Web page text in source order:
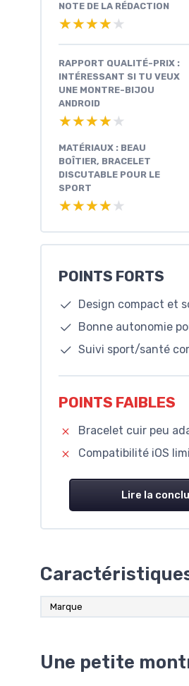
NOTE DE LA RÉDACTION
★★★★★
★★★★★
RAPPORT QUALITÉ-PRIX :
INTÉRESSANT SI TU VEUX
UNE MONTRE-BIJOU
ANDROID
★★★★★
★★★★★
MATÉRIAUX : BEAU
BOÎTIER, BRACELET
DISCUTABLE POUR LE
SPORT
★★★★★
★★★★★
POINTS FORTS
Design compact et
Bonne autonomie
Suivi sport/santé
POINTS FAIBLES
Bracelet cuir peu
Compatibilité iOS
Lire la
Marque
Une petite